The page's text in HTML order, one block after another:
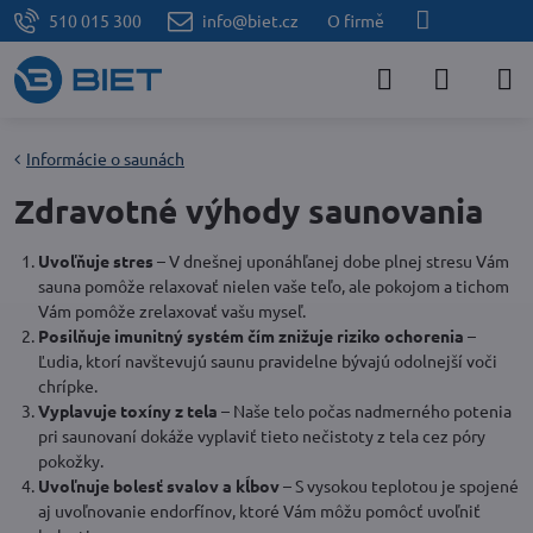
510 015 300 info@biet.cz O firmě
Informácie o saunách
Zdravotné výhody saunovania
Uvoľňuje stres – V dnešnej uponáhľanej dobe plnej stresu Vám
sauna pomôže relaxovať nielen vaše teľo, ale pokojom a tichom
Vám pomôže zrelaxovať vašu myseľ.
Posilňuje imunitný systém čím znižuje riziko ochorenia –
Ľudia, ktorí navštevujú saunu pravidelne bývajú odolnejší voči
chrípke.
Vyplavuje toxíny z tela – Naše telo počas nadmerného potenia
pri saunovaní dokáže vyplaviť tieto nečistoty z tela cez póry
pokožky.
Uvoľnuje bolesť svalov a kĺbov– S vysokou teplotou je spojené
aj uvoľnovanie endorfínov, ktoré Vám môžu pomôcť uvoľniť